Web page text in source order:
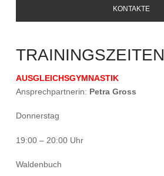
KONTAKTE
TRAININGSZEITEN
AUSGLEICHSGYMNASTIK
Ansprechpartnerin: Petra Gross
Donnerstag
19:00 – 20:00 Uhr
Waldenbuch